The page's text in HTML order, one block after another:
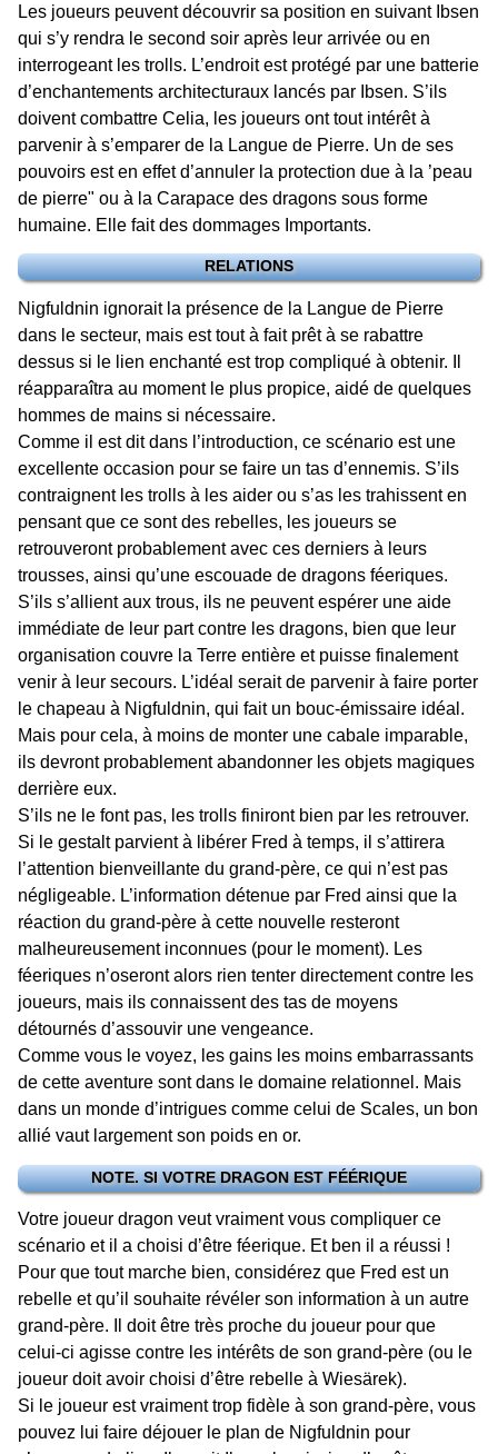
Les joueurs peuvent découvrir sa position en suivant Ibsen
qui s’y rendra le second soir après leur arrivée ou en
interrogeant les trolls. L’endroit est protégé par une batterie
d’enchantements architecturaux lancés par Ibsen. S’ils
doivent combattre Celia, les joueurs ont tout intérêt à
parvenir à s’emparer de la Langue de Pierre. Un de ses
pouvoirs est en effet d’annuler la protection due à la ’peau
de pierre" ou à la Carapace des dragons sous forme
humaine. Elle fait des dommages Importants.
RELATIONS
Nigfuldnin ignorait la présence de la Langue de Pierre
dans le secteur, mais est tout à fait prêt à se rabattre
dessus si le lien enchanté est trop compliqué à obtenir. Il
réapparaîtra au moment le plus propice, aidé de quelques
hommes de mains si nécessaire.
Comme il est dit dans l’introduction, ce scénario est une
excellente occasion pour se faire un tas d’ennemis. S’ils
contraignent les trolls à les aider ou s’as les trahissent en
pensant que ce sont des rebelles, les joueurs se
retrouveront probablement avec ces derniers à leurs
trousses, ainsi qu’une escouade de dragons féeriques.
S’ils s’allient aux trous, ils ne peuvent espérer une aide
immédiate de leur part contre les dragons, bien que leur
organisation couvre la Terre entière et puisse finalement
venir à leur secours. L’idéal serait de parvenir à faire porter
le chapeau à Nigfuldnin, qui fait un bouc-émissaire idéal.
Mais pour cela, à moins de monter une cabale imparable,
ils devront probablement abandonner les objets magiques
derrière eux.
S’ils ne le font pas, les trolls finiront bien par les retrouver.
Si le gestalt parvient à libérer Fred à temps, il s’attirera
l’attention bienveillante du grand-père, ce qui n’est pas
négligeable. L’information détenue par Fred ainsi que la
réaction du grand-père à cette nouvelle resteront
malheureusement inconnues (pour le moment). Les
féeriques n’oseront alors rien tenter directement contre les
joueurs, mais ils connaissent des tas de moyens
détournés d’assouvir une vengeance.
Comme vous le voyez, les gains les moins embarrassants
de cette aventure sont dans le domaine relationnel. Mais
dans un monde d’intrigues comme celui de Scales, un bon
allié vaut largement son poids en or.
NOTE. SI VOTRE DRAGON EST FÉÉRIQUE
Votre joueur dragon veut vraiment vous compliquer ce
scénario et il a choisi d’être féerique. Et ben il a réussi !
Pour que tout marche bien, considérez que Fred est un
rebelle et qu’il souhaite révéler son information à un autre
grand-père. Il doit être très proche du joueur pour que
celui-ci agisse contre les intérêts de son grand-père (ou le
joueur doit avoir choisi d’être rebelle à Wiesärek).
Si le joueur est vraiment trop fidèle à son grand-père, vous
pouvez lui faire déjouer le plan de Nigfuldnin pour